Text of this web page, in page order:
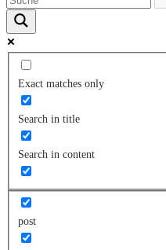
Exact matches only
Search in title
Search in content
post